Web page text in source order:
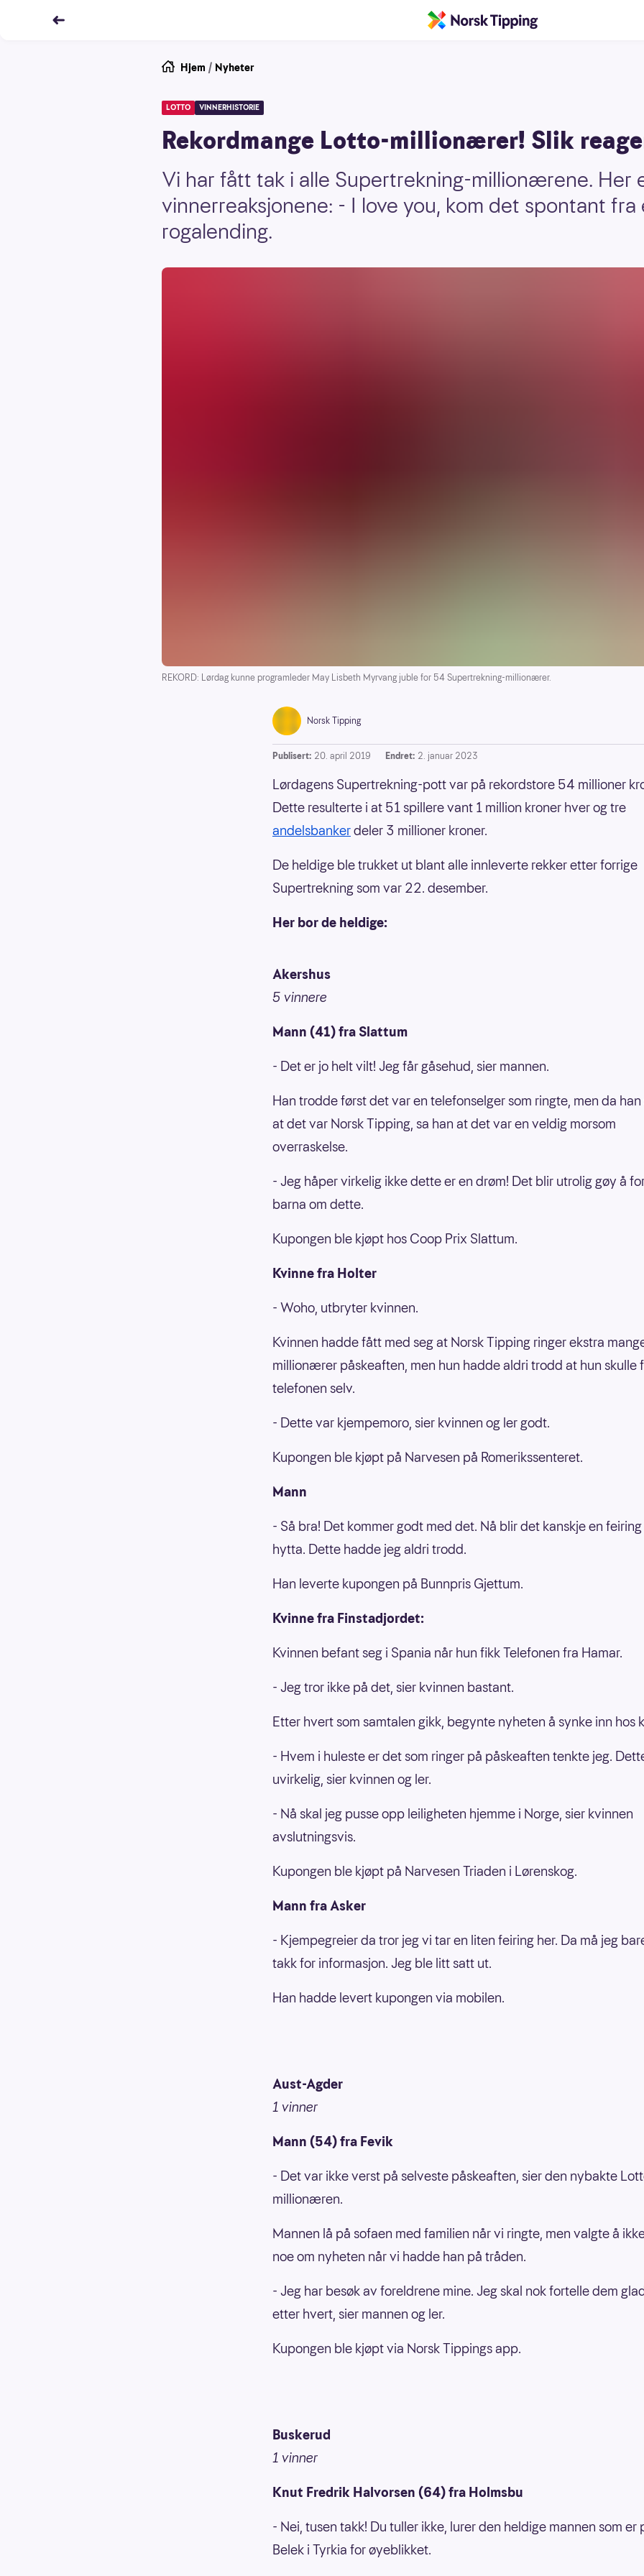
Hjem / Nyheter
LOTTO VINNERHISTORIE
Rekordmange Lotto-millionærer! Slik
Vi har fått tak i alle Supertrekning-millionærene. Her
vinnerreaksjonene: - I love you, kom det spontant fra
rogalending.
REKORD: Lørdag kunne programleder May Lisbeth Myrvang juble for 54 Supertrekning-millionærer.
Norsk Tipping
Publisert: 20. april 2019 Endret: 2. januar 2023
Lørdagens Supertrekning-pott var på rekordstore 54 millioner
Dette resulterte i at 51 spillere vant 1 million kroner hver og tre
andelsbankerdeler 3 millioner kroner.
De heldige ble trukket ut blant alle innleverte rekker etter forrige
Supertrekning som var 22. desember.
Her bor de heldige:
Akershus
5 vinnere
Mann (41) fra Slattum
- Det er jo helt vilt! Jeg får gåsehud, sier mannen.
Han trodde først det var en telefonselger som ringte, men da
at det var Norsk Tipping, sa han at det var en veldig morsom
overraskelse.
- Jeg håper virkelig ikke dette er en drøm! Det blir utrolig gøy å
barna om dette.
Kupongen ble kjøpt hos Coop Prix Slattum.
Kvinne fra Holter
- Woho, utbryter kvinnen.
Kvinnen hadde fått med seg at Norsk Tipping ringer ekstra
millionærer påskeaften, men hun hadde aldri trodd at hun skulle
telefonen selv.
- Dette var kjempemoro, sier kvinnen og ler godt.
Kupongen ble kjøpt på Narvesen på Romerikssenteret.
Mann
- Så bra! Det kommer godt med det. Nå blir det kanskje en
hytta. Dette hadde jeg aldri trodd.
Han leverte kupongen på Bunnpris Gjettum.
Kvinne fra Finstadjordet:
Kvinnen befant seg i Spania når hun fikk Telefonen fra Hamar.
- Jeg tror ikke på det, sier kvinnen bastant.
Etter hvert som samtalen gikk, begynte nyheten å synke inn hos
- Hvem i huleste er det som ringer på påskeaften tenkte jeg.
uvirkelig, sier kvinnen og ler.
- Nå skal jeg pusse opp leiligheten hjemme i Norge, sier kvinnen
avslutningsvis.
Kupongen ble kjøpt på Narvesen Triaden i Lørenskog.
Mann fra Asker
- Kjempegreier da tror jeg vi tar en liten feiring her. Da må jeg
takk for informasjon. Jeg ble litt satt ut.
Han hadde levert kupongen via mobilen.
Aust-Agder
1 vinner
Mann (54) fra Fevik
- Det var ikke verst på selveste påskeaften, sier den nybakte
millionæren.
Mannen lå på sofaen med familien når vi ringte, men valgte å
noe om nyheten når vi hadde han på tråden.
- Jeg har besøk av foreldrene mine. Jeg skal nok fortelle dem
etter hvert, sier mannen og ler.
Kupongen ble kjøpt via Norsk Tippings app.
Buskerud
1 vinner
Knut Fredrik Halvorsen (64) fra Holmsbu
- Nei, tusen takk! Du tuller ikke, lurer den heldige mannen som er
Belek i Tyrkia for øyeblikket.